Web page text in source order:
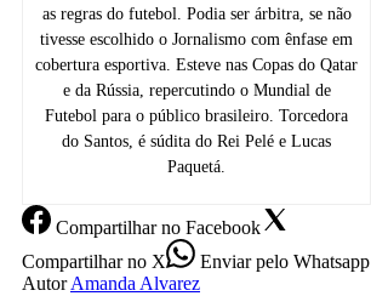
as regras do futebol. Podia ser árbitra, se não
tivesse escolhido o Jornalismo com ênfase em
cobertura esportiva. Esteve nas Copas do Qatar
e da Rússia, repercutindo o Mundial de
Futebol para o público brasileiro. Torcedora
do Santos, é súdita do Rei Pelé e Lucas
Paquetá.
Compartilharno Facebook
Compartilharno X Enviarpelo Whatsapp
Autor Amanda Alvarez